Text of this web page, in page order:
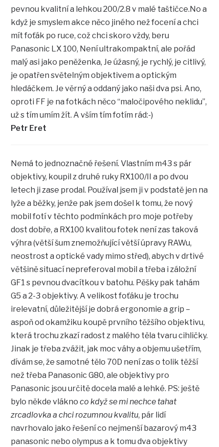
pevnou kvalitní a lehkou 200/2.8 v malé taštičce.No a
když je smyslem akce něco jiného než focení a chci
mít foťák po ruce, což chci skoro vždy, beru
Panasonic LX 100, Není ultrakompaktní, ale pořád
malý asi jako peněženka, Je úžasný, je rychlý, je citlivý,
je opatřen světelným objektivem a optickým
hledáčkem. Je věrný a oddaný jako naši dva psi. Ano,
oproti FF je na fotkách něco “maločipového neklidu”,
už s tím umím žít. A vším tím fotím rád:-)
Petr Eret
Nemá to jednoznačné řešení. Vlastním m43 s pár
objektivy, koupil z druhé ruky RX100/II a po dvou
letech ji zase prodal. Používal jsem ji v podstatě jen na
lyže a běžky, jenže pak jsem došel k tomu, že nový
mobil fotí v těchto podmínkách pro moje potřeby
dost dobře, a RX100 kvalitou fotek není zas taková
výhra (větší šum znemožňující větší úpravy RAWu,
neostrost a optické vady mimo střed), abych v drtivé
většině situací nepreferoval mobil a třeba i záložní
GF1 s pevnou dvacítkou v batohu. Pěšky pak tahám
G5 a 2-3 objektivy. A velikost foťáku je trochu
irelevatní, důležitější je dobrá ergonomie a grip –
aspoň od okamžiku koupě prvního těžšího objektivu,
která trochu zkazí radost z malého těla tvaru cihličky.
Jinak je třeba zvážit, jak moc váhy a objemu ušetřím,
dívám se, že samotné tělo 70D není zas o tolik těžší
než třeba Panasonic G80, ale objektivy pro
Panasonic jsou určitě docela malé a lehké. PS: ještě
bylo někde vlákno co když se mi nechce tahat
zrcadlovka a chci rozumnou kvalitu, pár lidí
navrhovalo jako řešení co nejmenší bazarový m43
panasonic nebo olympus a k tomu dva objektivy